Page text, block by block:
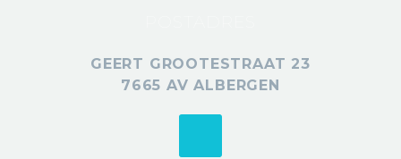
GEERT GROOTESTRAAT 23
7665 AV ALBERGEN